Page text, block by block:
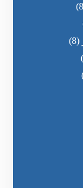
(8)